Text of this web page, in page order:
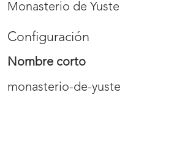
Monasterio de Yuste
Configuración
Nombre corto
monasterio-de-yuste